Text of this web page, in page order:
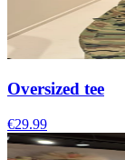
Oversized tee
€29.99